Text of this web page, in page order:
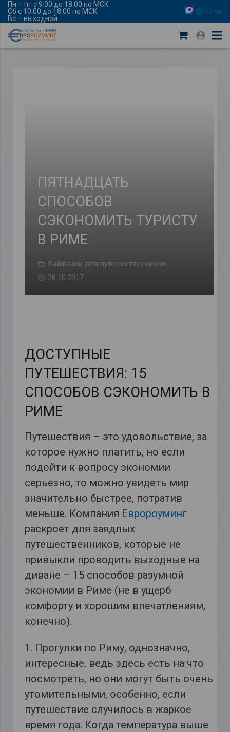
Пн – пт с 9:00 до 18:00 по МСК
Сб с 10:00 до 18:00 по МСК
Вс – выходной
ПЯТНАДЦАТЬ
СПОСОБОВ
СЭКОНОМИТЬ ТУРИСТУ
В РИМЕ
Лайфхаки для путешественников
28.10.2017
ДОСТУПНЫЕ
ПУТЕШЕСТВИЯ: 15
СПОСОБОВ СЭКОНОМИТЬ В
РИМЕ
Путешествия – это удовольствие, за
которое нужно платить, но если
подойти к вопросу экономии
серьезно, то можно увидеть мир
значительно быстрее, потратив
меньше. Компания Евророуминг
раскроет для заядлых
путешественников, которые не
привыкли проводить выходные на
диване – 15 способов разумной
экономии в Риме (не в ущерб
комфорту и хорошим впечатлениям,
конечно).
1. Прогулки по Риму, однозначно,
интересные, ведь здесь есть на что
посмотреть, но они могут быть очень
утомительными, особенно, если
путешествие случилось в жаркое
время года. Когда температура выше